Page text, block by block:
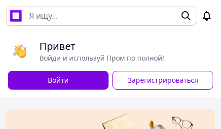
Привет
Войди и используй Пром по полной!
Войти Зарегистрироваться